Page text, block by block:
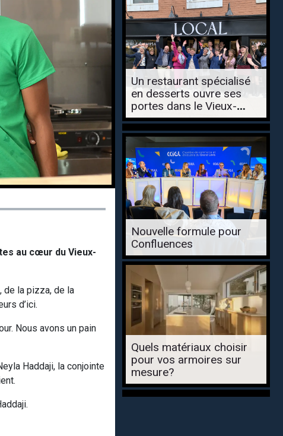
au cœur du Vieux-
de la pizza, de la
d’ici.
Nous avons un pain
Haddaji, la conjointe
Un restaurant spécialisé
en desserts ouvre ses
portes dans le Vieux-
Lauzon
Nouvelle formule pour
Confluences
Quels matériaux choisir
pour vos armoires sur
mesure?